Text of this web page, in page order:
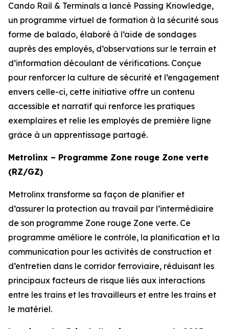
Cando Rail & Terminals a lancé Passing Knowledge,
un programme virtuel de formation à la sécurité sous
forme de balado, élaboré à l’aide de sondages
auprès des employés, d’observations sur le terrain et
d’information découlant de vérifications. Conçue
pour renforcer la culture de sécurité et l’engagement
envers celle-ci, cette initiative offre un contenu
accessible et narratif qui renforce les pratiques
exemplaires et relie les employés de première ligne
grâce à un apprentissage partagé.
Metrolinx – Programme Zone rouge Zone verte
(RZ/GZ)
Metrolinx transforme sa façon de planifier et
d’assurer la protection au travail par l’intermédiaire
de son programme Zone rouge Zone verte. Ce
programme améliore le contrôle, la planification et la
communication pour les activités de construction et
d’entretien dans le corridor ferroviaire, réduisant les
principaux facteurs de risque liés aux interactions
entre les trains et les travailleurs et entre les trains et
le matériel.